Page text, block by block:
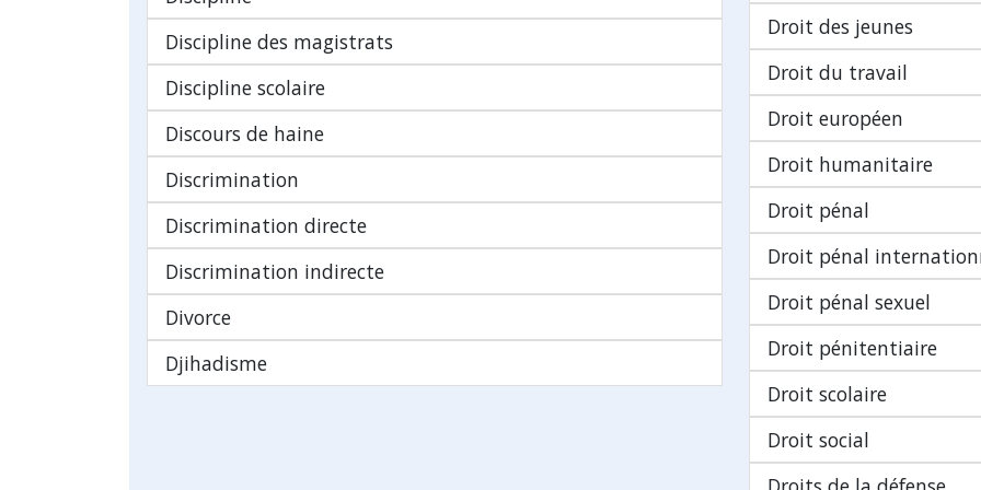
Discipline des magistrats
Discipline scolaire
Discours de haine
Discrimination
Discrimination directe
Discrimination indirecte
Divorce
Djihadisme
Droit des jeunes
Droit du travail
Droit européen
Droit humanitaire
Droit pénal
Droit pénal
Droit pénal sexuel
Droit pénitentiaire
Droit scolaire
Droit social